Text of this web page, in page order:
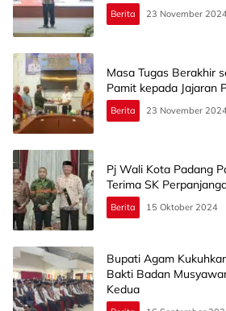
Berita 23 November
Masa Tugas Berakhir
Pamit kepada Jajaran
Berita 23 November
Pj Wali Kota Padang
Terima SK
Berita 15 Oktober 2024
Bupati Agam
Bakti Badan
Kedua